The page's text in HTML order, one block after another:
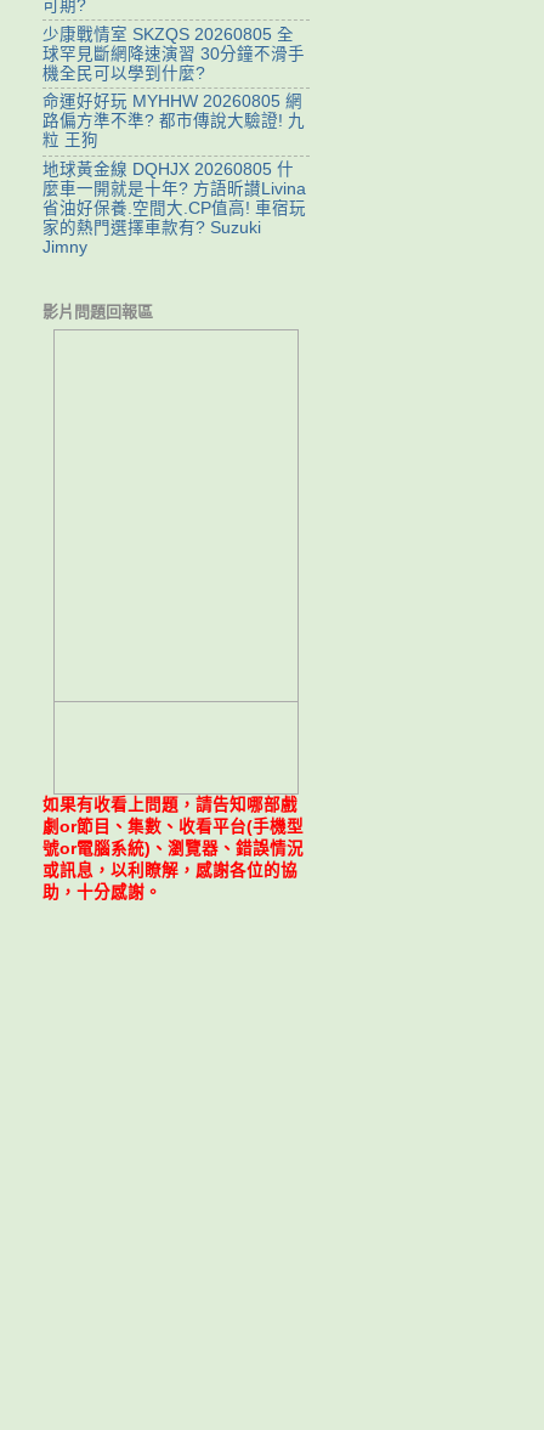
可期?
少康戰情室 SKZQS 20260805 全
球罕見斷網降速演習 30分鐘不滑手
機全民可以學到什麼?
命運好好玩 MYHHW 20260805 網
路偏方準不準? 都市傳說大驗證! 九
粒 王狗
地球黃金線 DQHJX 20260805 什
麼車一開就是十年? 方語昕讃Livina
省油好保養.空間大.CP值高! 車宿玩
家的熱門選擇車款有? Suzuki
Jimny
影片問題回報區
如果有收看上問題，請告知哪部戲
劇or節目、集數、收看平台(手機型
號or電腦系統)、瀏覽器、錯誤情況
或訊息，以利瞭解，感謝各位的協
助，十分感謝。